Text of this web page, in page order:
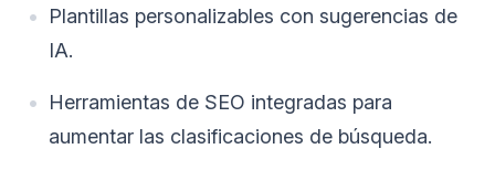
Plantillas personalizables con sugerencias de
IA.
Herramientas de SEO integradas para
aumentar las clasificaciones de búsqueda.